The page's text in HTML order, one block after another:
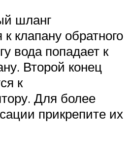
шланг
клапану обратного
вода попадает к
Второй конец
к
Для более
прикрепите их